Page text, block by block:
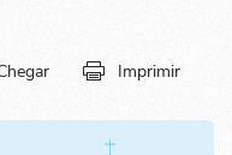
Imprimir